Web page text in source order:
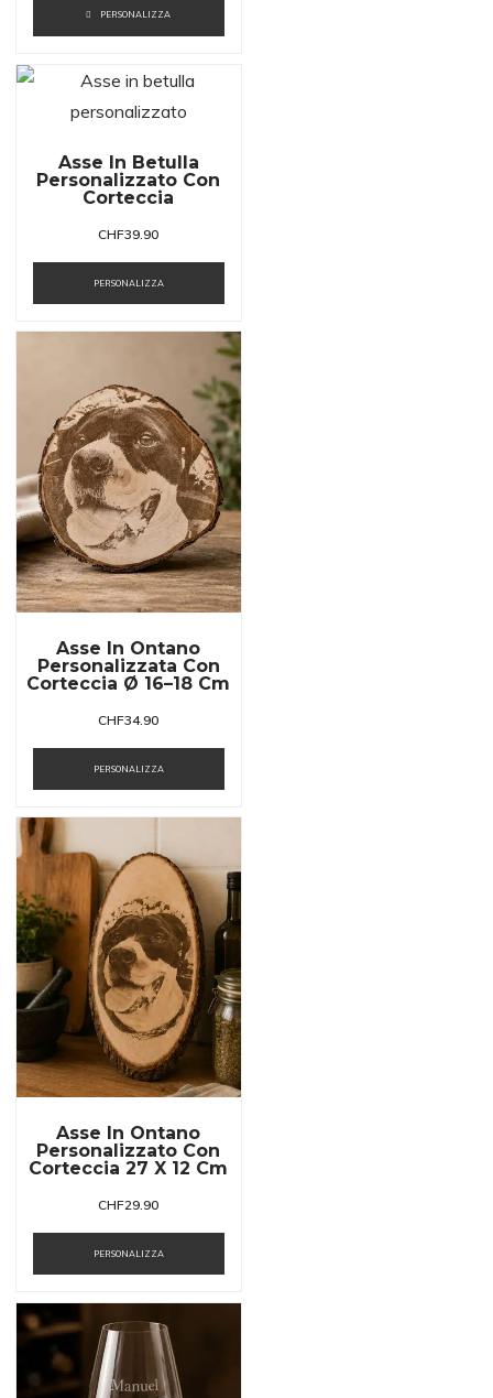
PERSONALIZZA
Asse In Betulla
Personalizzato Con
Corteccia
CHF39.90
PERSONALIZZA
Asse In Ontano
Personalizzata Con
Corteccia Ø 16–18 Cm
CHF34.90
PERSONALIZZA
Asse In Ontano
Personalizzato Con
Corteccia 27 X 12 Cm
CHF29.90
PERSONALIZZA